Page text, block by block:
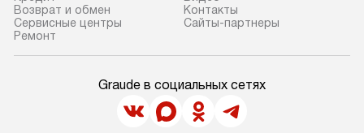
Возврат и обмен
Сервисные центры
Ремонт
Контакты
Сайты-партнеры
Graude в социальных сетях